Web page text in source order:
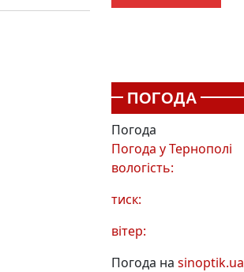
ПОГОДА
Погода
Погода уТернополі
вологість:
тиск:
вітер:
Погода на sinoptik.ua